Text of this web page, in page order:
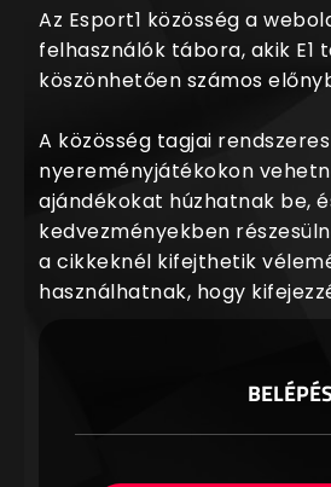
Az Esport1 közösség a
felhasználók tábora, akik E1
köszönhetően számos
A közösség tagjai rendszeres
nyereményjátékokon
ajándékokat húzhatnak be,
kedvezményekben
a cikkeknél kifejthetik
használhatnak, hogy